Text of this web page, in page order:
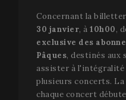
Concernant la
30 janvier, à 10h00,
exclusive des
Pâques, destinés aux
assister à l'intégralité
plusieurs concerts. La
chaque concert